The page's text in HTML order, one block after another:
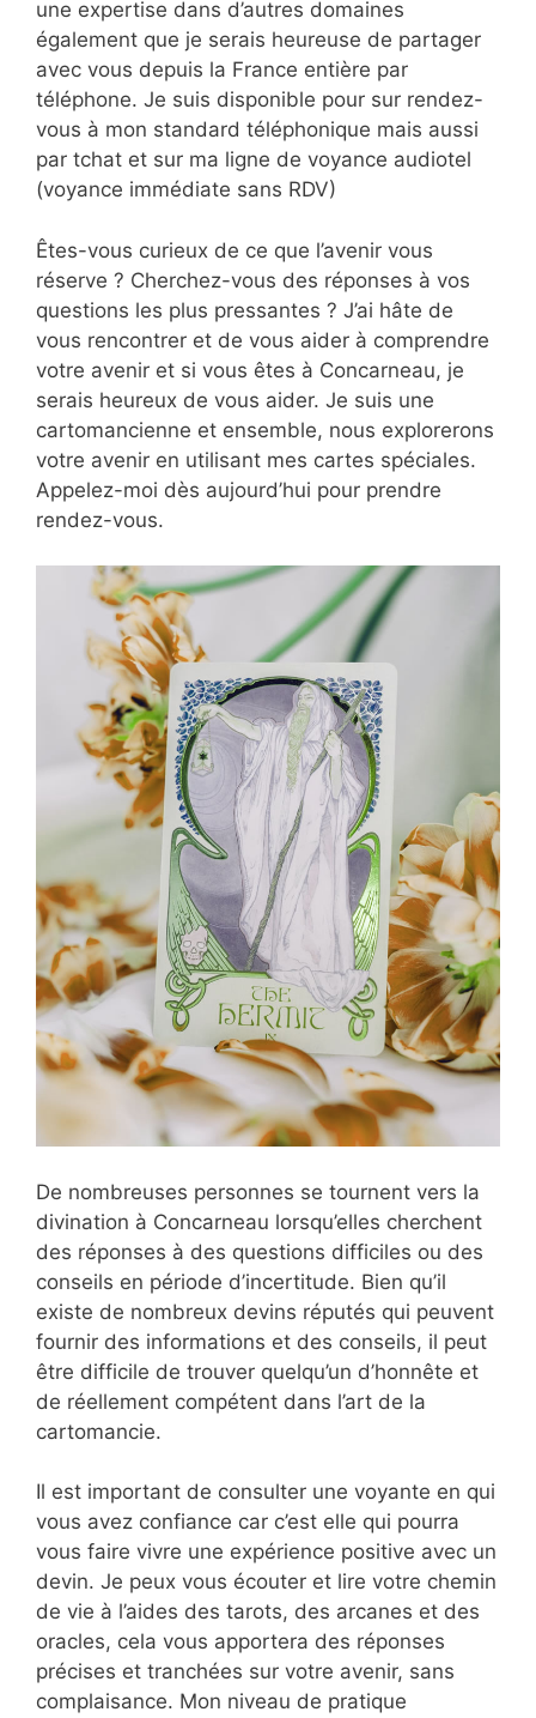
une expertise dans d’autres domaines
également que je serais heureuse de partager
avec vous depuis la France entière par
téléphone. Je suis disponible pour sur rendez-
vous à mon standard téléphonique mais aussi
par tchat et sur ma ligne de voyance audiotel
(voyance immédiate sans RDV)
Êtes-vous curieux de ce que l’avenir vous
réserve ? Cherchez-vous des réponses à vos
questions les plus pressantes ? J’ai hâte de
vous rencontrer et de vous aider à comprendre
votre avenir et si vous êtes à Concarneau, je
serais heureux de vous aider. Je suis une
cartomancienne et ensemble, nous explorerons
votre avenir en utilisant mes cartes spéciales.
Appelez-moi dès aujourd’hui pour prendre
rendez-vous.
De nombreuses personnes se tournent vers la
divination à Concarneau lorsqu’elles cherchent
des réponses à des questions difficiles ou des
conseils en période d’incertitude. Bien qu’il
existe de nombreux devins réputés qui peuvent
fournir des informations et des conseils, il peut
être difficile de trouver quelqu’un d’honnête et
de réellement compétent dans l’art de la
cartomancie.
Il est important de consulter une voyante en qui
vous avez confiance car c’est elle qui pourra
vous faire vivre une expérience positive avec un
devin. Je peux vous écouter et lire votre chemin
de vie à l’aides des tarots, des arcanes et des
oracles, cela vous apportera des réponses
précises et tranchées sur votre avenir, sans
complaisance. Mon niveau de pratique